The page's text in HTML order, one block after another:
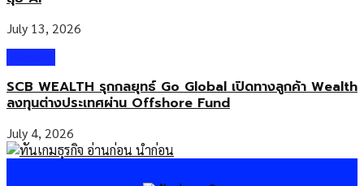
July 13, 2026
SCB WEALTH รุกกลยุทธ์ Go Global เปิดทางลูกค้า Wealth
ลงทุนต่างประเทศผ่าน Offshore Fund
July 4, 2026